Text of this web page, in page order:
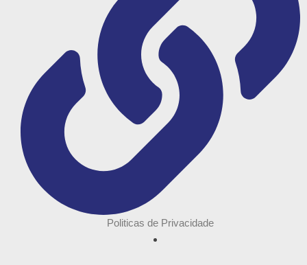
Politicas de Privacidade